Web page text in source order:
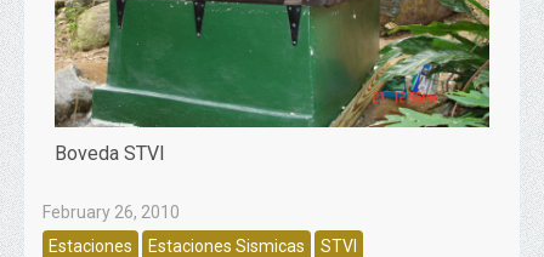
Boveda STVI
February 26, 2010
Estaciones
Estaciones Sismicas STVI